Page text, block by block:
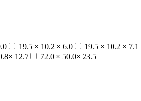
19.5 × 10.2 × 6.0 19.5 × 10.2 × 7.1
12.7
72.0 × 50.0× 23.5